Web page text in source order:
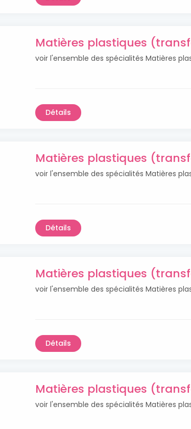
Matières plastiques
voir l'ensemble des spécialités Matières
Détails
Matières plastiques
voir l'ensemble des spécialités Matières
Détails
Matières plastiques
voir l'ensemble des spécialités Matières
Détails
Matières plastiques
voir l'ensemble des spécialités Matières